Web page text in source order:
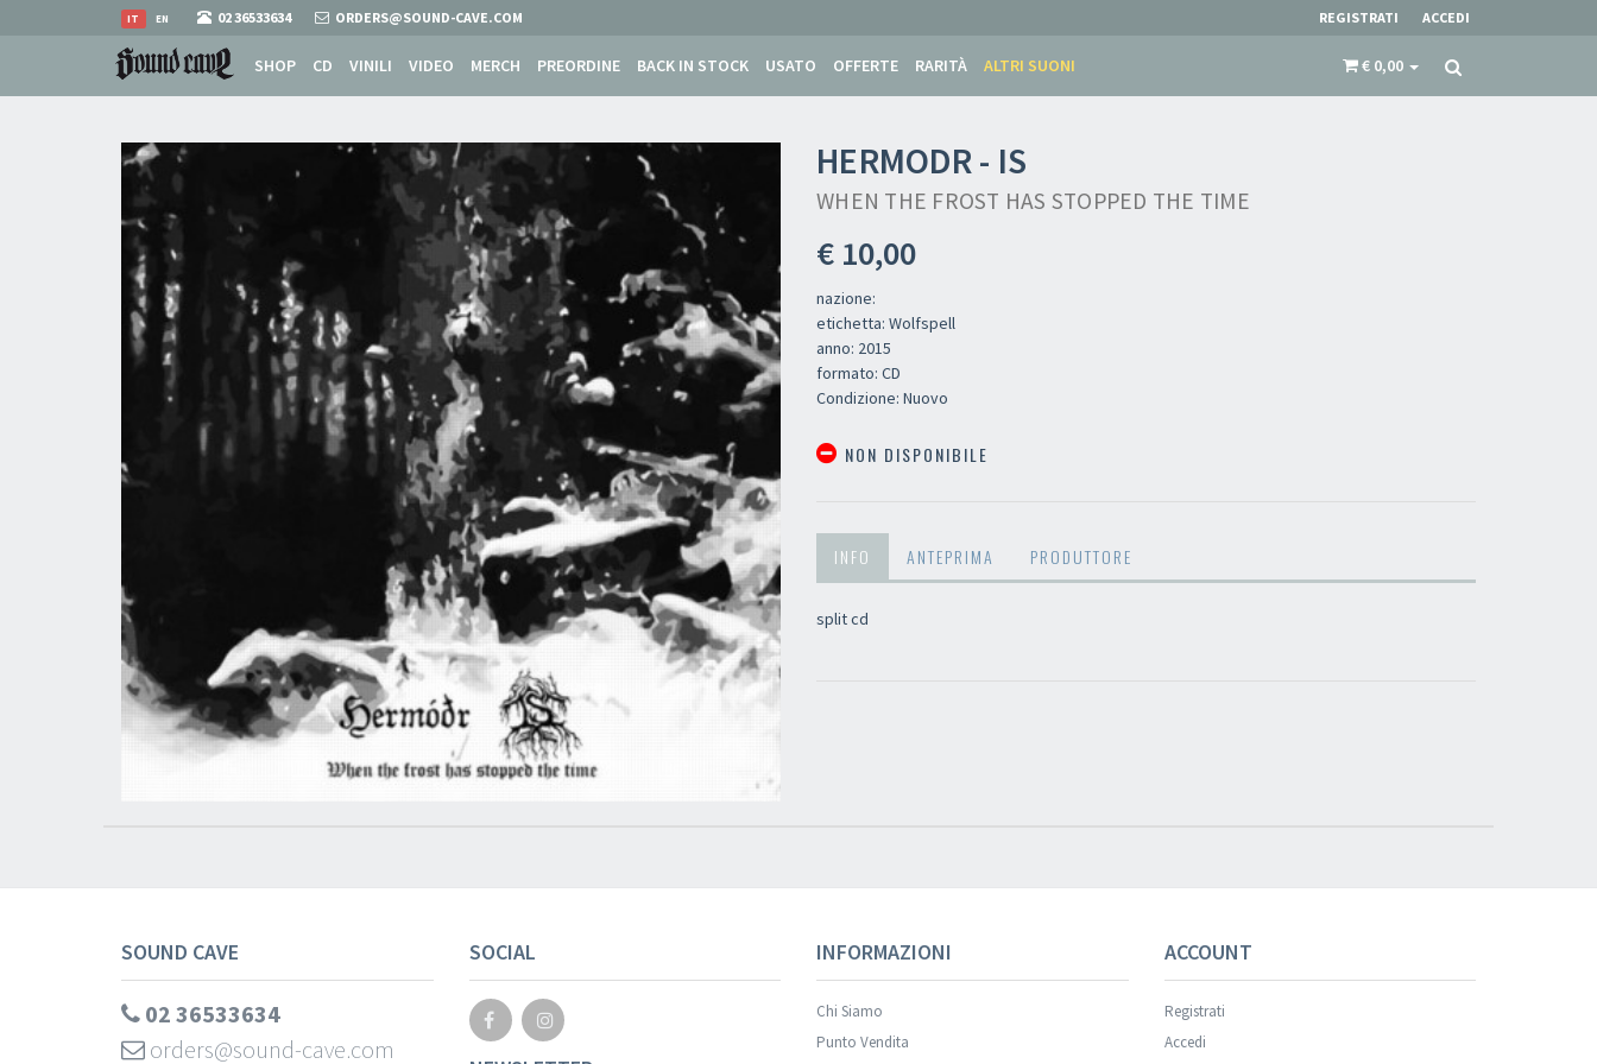
EN
IT 02 36533634 ORDERS@SOUND-CAVE.COM REGISTRATI ACCEDI
SHOP CD VINILI VIDEO MERCH PREORDINE BACK IN STOCK USATO OFFERTE RARITÀ ALTRI SUONI € 0,00
HERMODR - IS
WHEN THE FROST HAS STOPPED THE TIME
€ 10,00
nazione:
etichetta: Wolfspell
anno: 2015
formato: CD
Condizione: Nuovo
NON DISPONIBILE
INFO ANTEPRIMA PRODUTTORE
split cd
SOUND CAVE
02 36533634
orders@sound-cave.com
SOCIAL INFORMAZIONI
Chi Siamo
Punto Vendita
ACCOUNT
Registrati
Accedi